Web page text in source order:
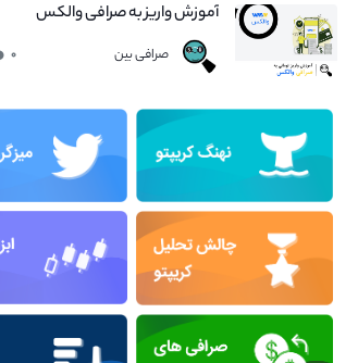
آموزش واریز به صرافی والکس
صرافی بین ۰